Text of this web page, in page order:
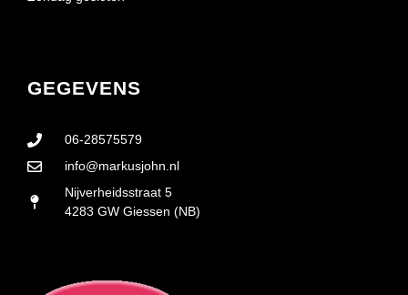
GEGEVENS
06-28575579
info@markusjohn.nl
Nijverheidsstraat 5
4283 GW Giessen (NB)